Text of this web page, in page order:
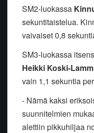
SM2-luokassa
sekuntitaistelua.
vaivaiset 0,8
SM3-luokassa
Heikki Koski-
vain 1,1 sekuntia
- Nämä kaksi
suunnitelmien
alettiin pikkuhiljaa